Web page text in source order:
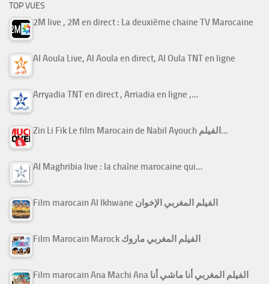
TOP VUES
2M live , 2M en direct : La deuxième chaine TV Marocaine
Al Aoula Live, Al Aoula en direct, Al Oula TNT en ligne
Arryadia TNT en direct , Arriadia en ligne ,…
Zin Li Fik Le film Marocain de Nabil Ayouch الفيلم…
Al Maghribia live : la chaîne marocaine qui…
Film marocain Al Ikhwane الفيلم المغربي الإخوان
Film Marocain Marock الفيلم المغربي ماروك
Film marocain Ana Machi Ana الفيلم المغربي أنا ماشي أنا